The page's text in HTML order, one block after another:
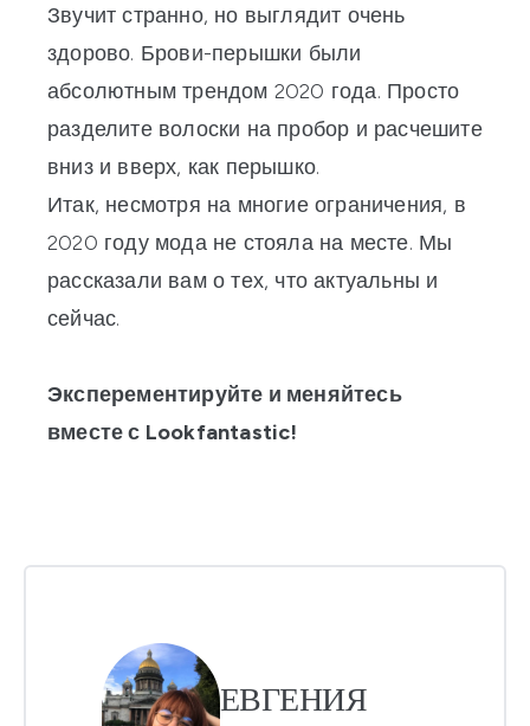
Звучит странно, но выглядит очень
здорово. Брови-перышки были
абсолютным трендом 2020 года. Просто
разделите волоски на пробор и расчешите
вниз и вверх, как перышко.
Итак, несмотря на многие ограничения, в
2020 году мода не стояла на месте. Мы
рассказали вам о тех, что актуальны и
сейчас.
Эксперементируйте и меняйтесь
вместе с Lookfantastic!
ЕВГЕНИЯ